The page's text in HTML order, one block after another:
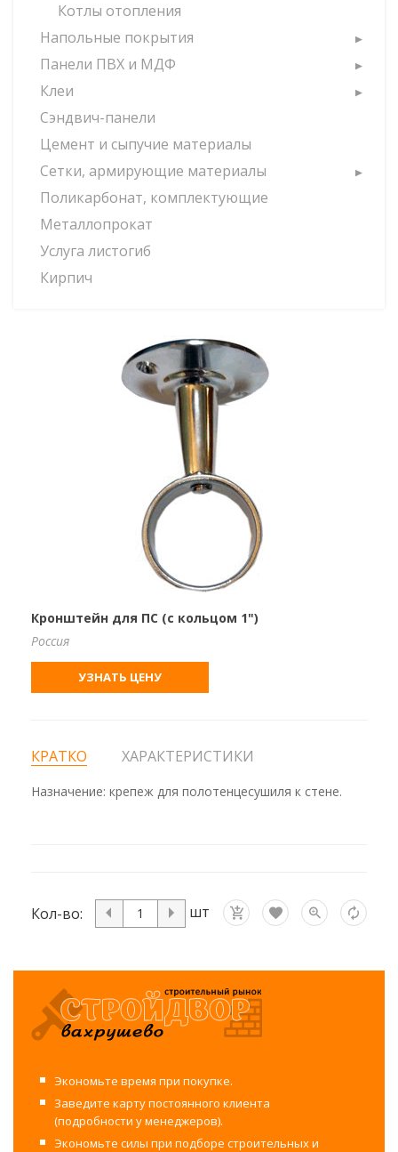
Котлы отопления
Напольные покрытия
Панели ПВХ и МДФ
Клеи
Сэндвич-панели
Цемент и сыпучие материалы
Сетки, армирующие материалы
Поликарбонат, комплектующие
Металлопрокат
Услуга листогиб
Кирпич
Кронштейн для ПС (с кольцом 1")
Россия
УЗНАТЬ ЦЕНУ
КРАТКО ХАРАКТЕРИСТИКИ
Назначение: крепеж для полотенцесушиля к стене.
Кол-во: шт
Экономьте время при покупке.
Заведите карту постоянного клиента
(подробности у менеджеров).
Экономьте силы при подборе строительных и